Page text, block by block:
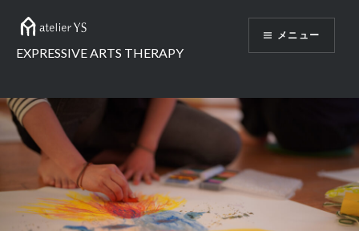
EXPRESSIVE ARTS THERAPY
メニュー